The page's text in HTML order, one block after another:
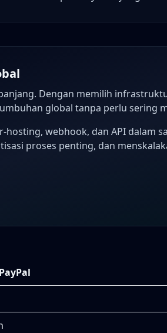
Dengan memilih
global tanpa perlu sering
hosting, webhook, dan API dalam
proses penting, dan